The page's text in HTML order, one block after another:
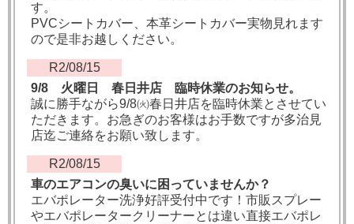
す。
PVCシートカバー、本革シートカバー実物見れます
ので是非お越しください。
R2/08/15
9/8 火曜日 春日井店 臨時休業のお知らせ。
誠に勝手ながら9/8㈫春日井店を臨時休業とさせてい
ただきます。お急ぎのお客様はお手数ですが多治見
店迄ご連絡をお願い致します。
R2/08/15
車のエアコンの臭いに困っていませんか？
エバポレーター洗浄好評受付中です！市販スプレー
やエバポレータークリーナーとは違い直接エバポレ